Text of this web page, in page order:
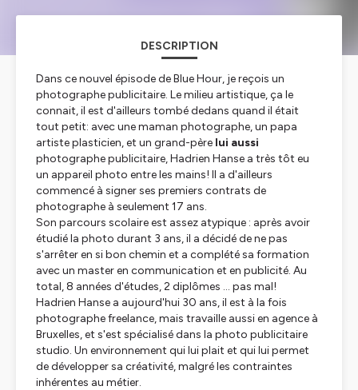
DESCRIPTION
Dans ce nouvel épisode de Blue Hour, je reçois un
photographe publicitaire. Le milieu artistique, ça le
connait, il est d'ailleurs tombé dedans quand il était
tout petit: avec une maman photographe, un papa
artiste plasticien, et un grand-père lui aussi
photographe publicitaire, Hadrien Hanse a très tôt eu
un appareil photo entre les mains! Il a d'ailleurs
commencé à signer ses premiers contrats de
photographe à seulement 17 ans.
Son parcours scolaire est assez atypique : après avoir
étudié la photo durant 3 ans, il a décidé de ne pas
s'arrêter en si bon chemin et a complété sa formation
avec un master en communication et en publicité. Au
total, 8 années d'études, 2 diplômes ... pas mal!
Hadrien Hanse a aujourd'hui 30 ans, il est à la fois
photographe freelance, mais travaille aussi en agence à
Bruxelles, et s'est spécialisé dans la photo publicitaire
studio. Un environnement qui lui plait et qui lui permet
de développer sa créativité, malgré les contraintes
inhérentes au métier.